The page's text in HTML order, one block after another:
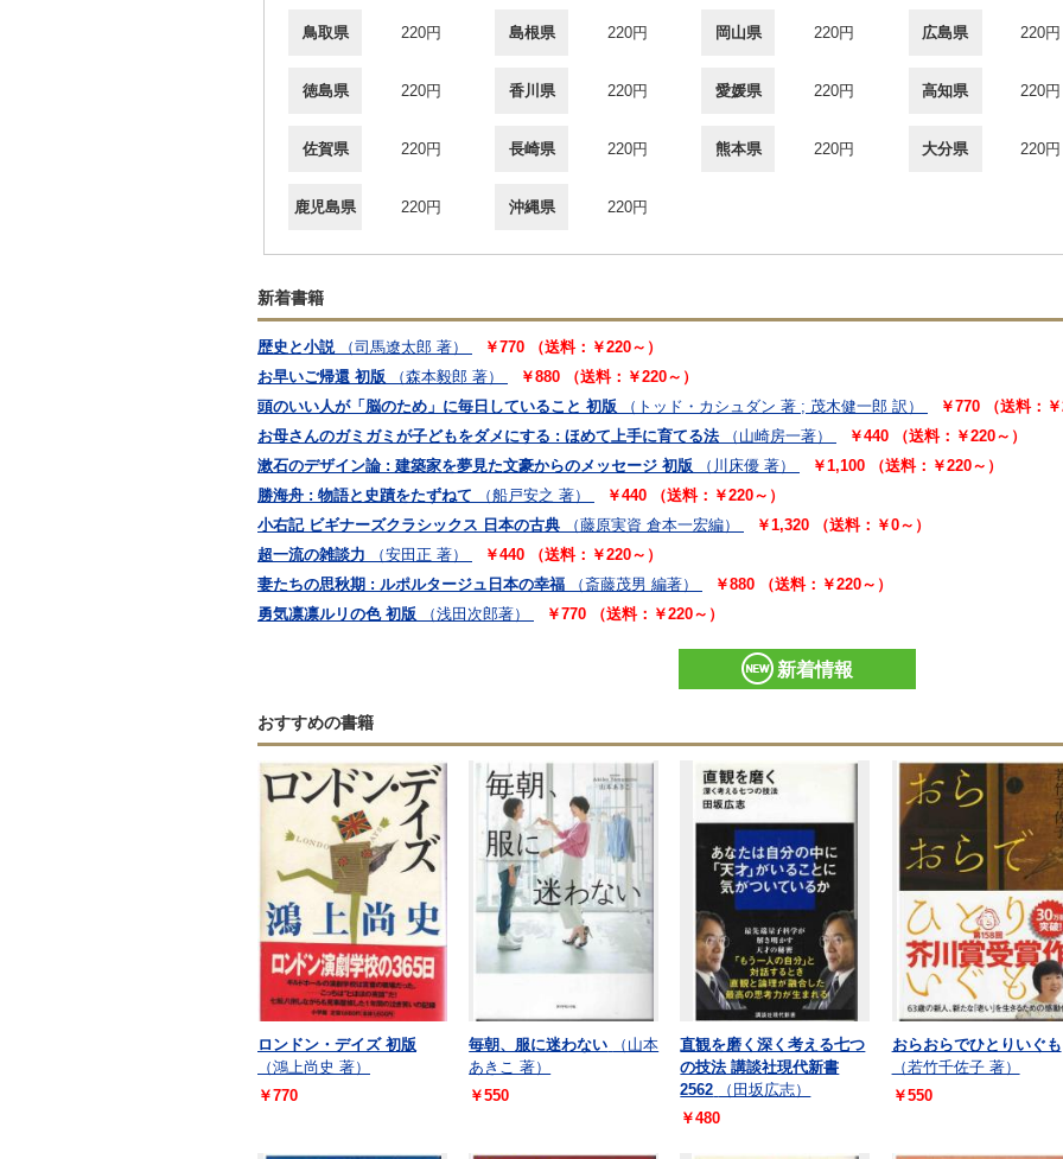
鳥取県 220円 島根県 220円 岡山県 220円 広島県 220円
徳島県 220円 香川県 220円 愛媛県 220円 高知県 220円
佐賀県 220円 長崎県 220円 熊本県 220円 大分県 220円
鹿児島県 220円 沖縄県 220円
新着書籍
歴史と小説 （司馬遼太郎 著）
￥770 （送料：￥220～）
お早いご帰還 初版
（森本毅郎 著）
￥880 （送料：￥220～）
頭のいい人が「脳のため」に毎日していること 初版
（トッド・カシュダン 著 ; 茂木健一郎 訳）
￥770 （送料：￥
お母さんのガミガミが子どもをダメにする : ほめて上手に育てる法
（山崎房一著）
￥440 （送料：￥220～）
漱石のデザイン論 : 建築家を夢見た文豪からのメッセージ 初版
（川床優 著）
￥1,100 （送料：￥220～）
勝海舟 : 物語と史蹟をたずねて
（船戸安之 著）
￥440 （送料：￥220～）
小右記 ビギナーズクラシックス 日本の古典
（藤原実資 倉本一宏編）
￥1,320 （送料：￥0～）
超一流の雑談力
（安田正 著）
￥440 （送料：￥220～）
妻たちの思秋期 : ルポルタージュ日本の幸福
（斎藤茂男 編著）
￥880 （送料：￥220～）
勇気凛凛ルリの色 初版
（浅田次郎著） ￥770 （送料：￥220～）
新着情報
おすすめの書籍
ロンドン・デイズ 初版
（鴻上尚史 著）
￥770
毎朝、服に迷わない
（山本
あきこ 著）
￥550
直観を磨く深く考える七つ
の技法 講談社現代新書
2562
（田坂広志）
￥480
おらおらでひとりいぐも
（若竹千佐子 著）
￥550